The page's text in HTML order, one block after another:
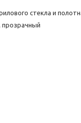
стекла и
прозрачный